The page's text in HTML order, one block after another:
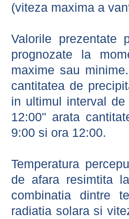
(viteza maxima a
Valorile prezentate
prognozate la
maxime sau
cantitatea de
in ultimul interval
12:00" arata
9:00 si ora 12:00.
Temperatura
de afara resimtita
combinatia dintre
radiatia solara si